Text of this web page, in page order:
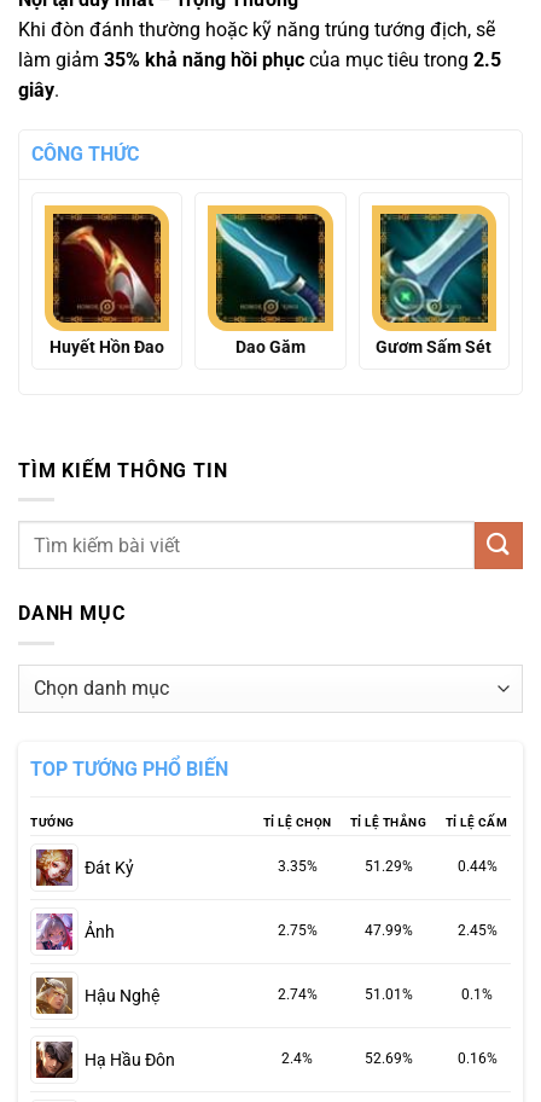
Khi đòn đánh thường hoặc kỹ năng trúng tướng địch, sẽ
làm giảm 35% khả năng hồi phục của mục tiêu trong 2.5
giây.
CÔNG THỨC
Huyết Hồn Đao Dao Găm Gươm Sấm Sét
TÌM KIẾM THÔNG TIN
DANH MỤC
Danh
TOP TƯỚNG PHỔ BIẾN
TƯỚNG TỈ LỆ CHỌN TỈ LỆ THẮNG TỈ LỆ CẤM
Đát Kỷ 3.35% 51.29% 0.44%
Ảnh 2.75% 47.99% 2.45%
Hậu Nghệ 2.74% 51.01% 0.1%
Hạ Hầu Đôn 2.4% 52.69% 0.16%